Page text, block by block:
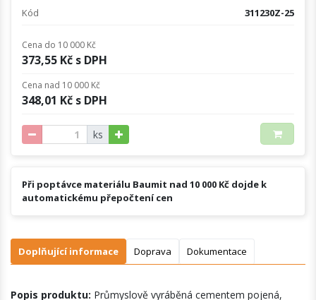
Kód 311230Z-25
Cena do 10 000 Kč
373,55 Kč s DPH
Cena nad 10 000 Kč
348,01 Kč s DPH
ks
Při poptávce materiálu Baumit nad 10 000 Kč dojde k
automatickému přepočtení cen
Doplňující informace Doprava Dokumentace
Popis produktu: Průmyslově vyráběná cementem pojená,